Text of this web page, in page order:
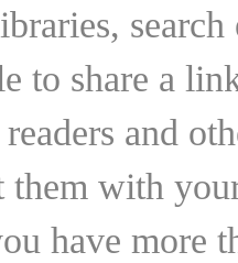
to share a
readers and
them with
have more